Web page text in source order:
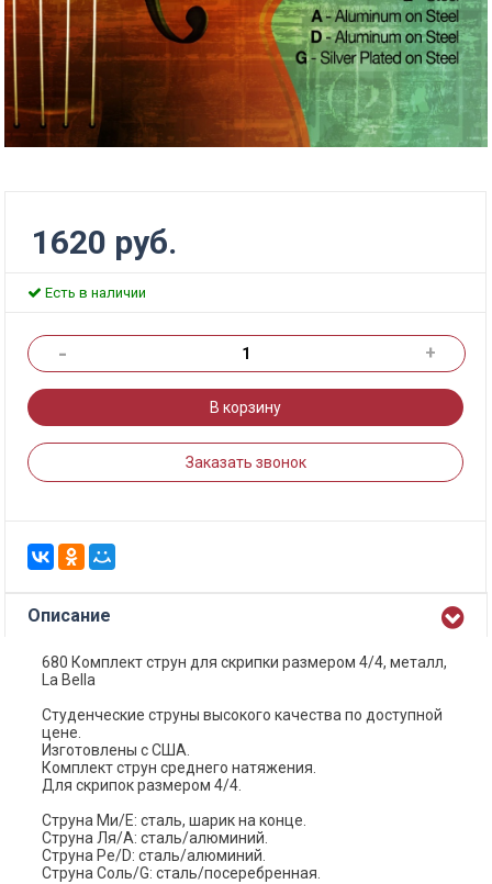
1620 руб.
Есть в наличии
- +
В корзину
Заказать звонок
Описание
680 Комплект струн для скрипки размером 4/4, металл,
La Bella
Студенческие струны высокого качества по доступной
цене.
Изготовлены с США.
Комплект струн среднего натяжения.
Для скрипок размером 4/4.
Струна Ми/Е: сталь, шарик на конце.
Струна Ля/А: сталь/алюминий.
Струна Ре/D: сталь/алюминий.
Струна Соль/G: сталь/посеребренная.